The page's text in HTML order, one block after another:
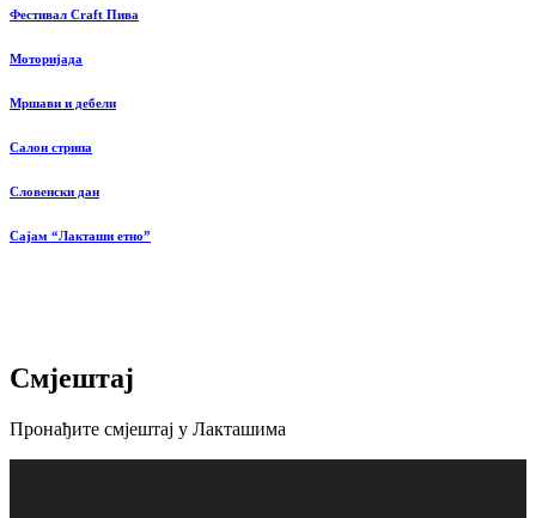
Фестивал Craft Пива
Моторијада
Мршави и дебели
Салон стрипа
Словенски дан
Сајам “Лакташи етно”
Смјештај
Пронађите смјештај у Лакташима